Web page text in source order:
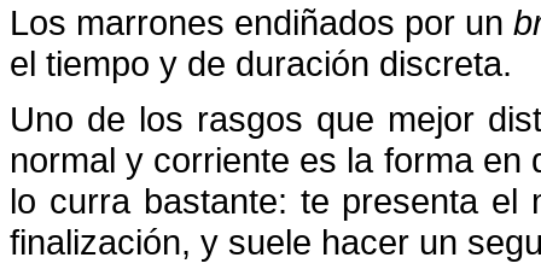
Los marrones endiñados por un
el tiempo y de duración discreta.
Uno de los rasgos que mejor
normal y corriente es la forma
lo curra bastante: te presenta el
finalización, y suele hacer un